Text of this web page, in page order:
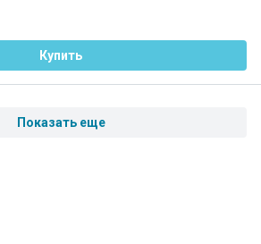
Купить
Показать еще